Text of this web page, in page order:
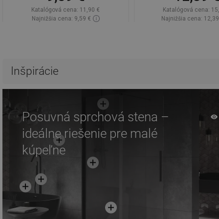
Katalógová cena: 11,90 €
Najnižšia cena: 9,59 €
Porovnaj
Katalógová cena:
Najnižšia cena:
Inšpirácie
Posuvná sprchová stena –
ideálne riešenie pre malé
kúpeľne